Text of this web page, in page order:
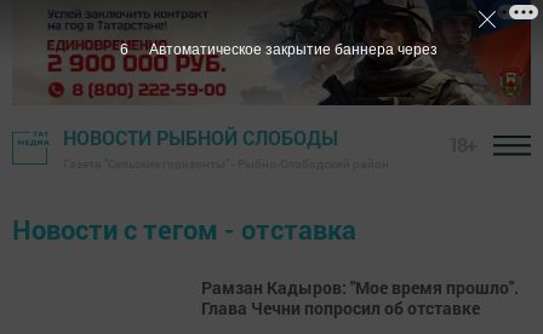
НОВОСТИ РЫБНОЙ СЛОБОДЫ
Новости с тегом - отставка
Рамзан Кадыров: "Мое время прошло".
Глава Чечни попросил об отставке
6 Автоматическое закрытие баннера через